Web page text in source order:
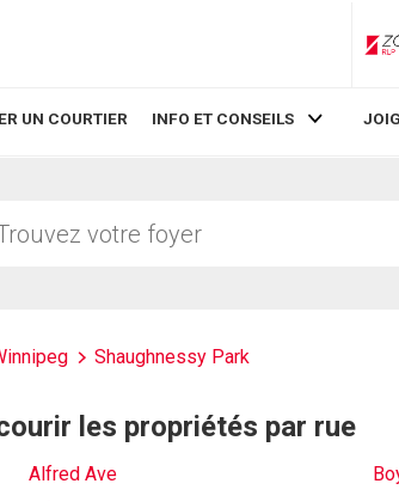
UN COURTIER INFO ET CONSEILS
Shaughnessy Park
les propriétés par rue
Alfred Ave